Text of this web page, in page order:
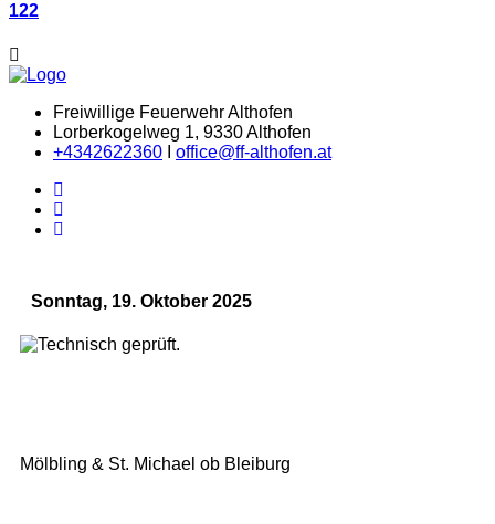
122
Freiwillige Feuerwehr Althofen
Lorberkogelweg 1, 9330 Althofen
+4342622360
office@ff-althofen.at
Sonntag, 19. Oktober 2025
Mölbling & St. Michael ob Bleiburg